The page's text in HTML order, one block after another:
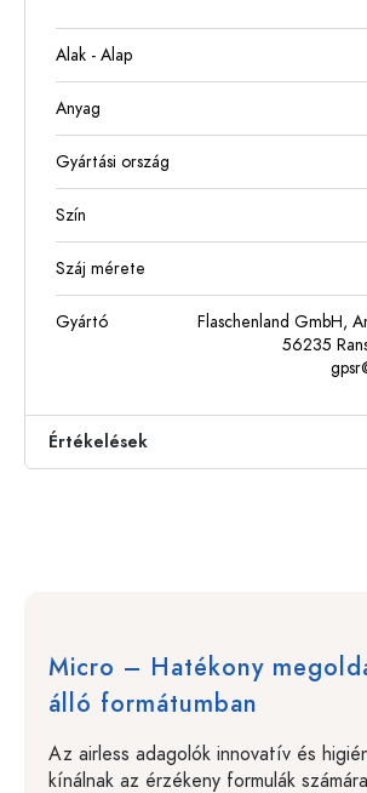
Alak - Alap
Anyag
Gyártási ország
Szín
Száj mérete
Gyártó
Flaschenland GmbH,
56235
Értékelések
Micro – Hatékony
álló formátumban
Az airless adagolók innovatív és
kínálnak az érzékeny formulák